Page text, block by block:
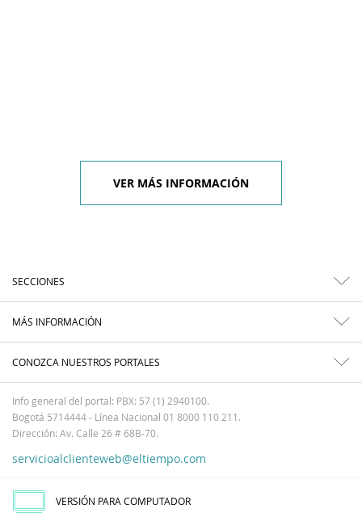
VER MÁS INFORMACIÓN
SECCIONES
MÁS INFORMACIÓN
CONOZCA NUESTROS PORTALES
Info general del portal: PBX: 57 (1) 2940100.
Bogotá 5714444 - Línea Nacional 01 8000 110 211.
Dirección: Av. Calle 26 # 68B-70.
servicioalclienteweb@eltiempo.com
VERSIÓN PARA COMPUTADOR